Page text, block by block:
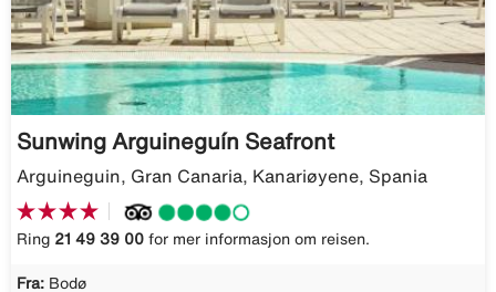
Sunwing Arguineguín Seafront
Arguineguin, Gran Canaria, Kanariøyene, Spania
Ring 21 49 39 00 for mer informasjon om reisen.
Fra: Bodø